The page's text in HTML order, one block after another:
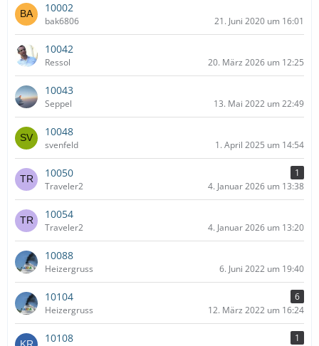
10002
bak6806 21. Juni 2020 um 16:01
10042
Ressol 20. März 2026 um 12:25
10043
Seppel 13. Mai 2022 um 22:49
10048
svenfeld 1. April 2025 um 14:54
10050
1
Traveler2
4. Januar 2026 um 13:38
10054
Traveler2 4. Januar 2026 um 13:20
10088
Heizergruss 6. Juni 2022 um 19:40
10104
6
Heizergruss
12. März 2022 um 16:24
10108
1